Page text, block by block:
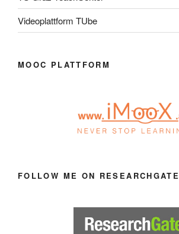
Videoplattform TUbe
MOOC PLATTFORM
FOLLOW ME ON RESEARCHGATE